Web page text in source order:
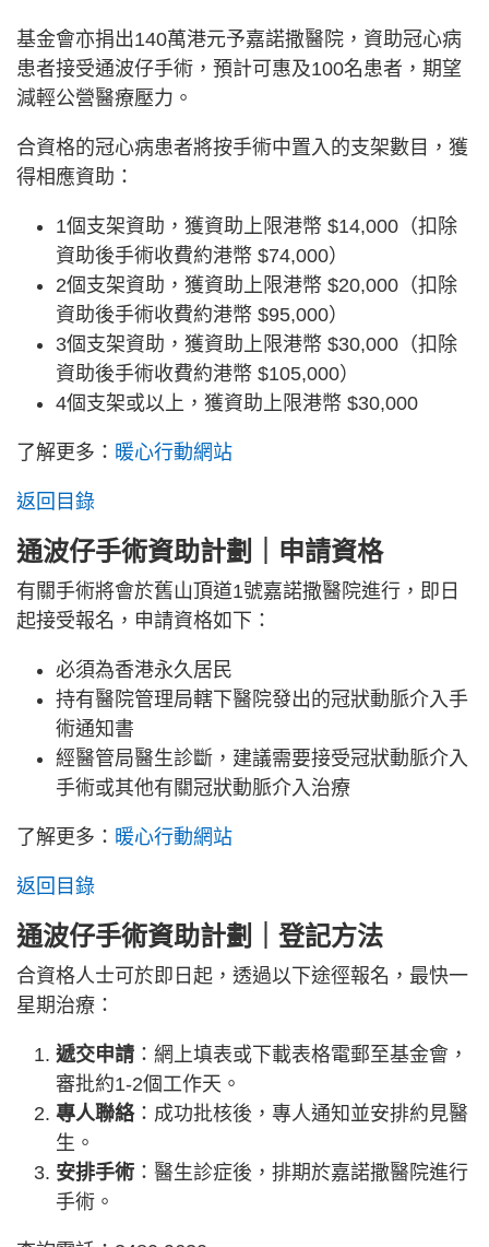
基金會亦捐出140萬港元予嘉諾撒醫院，資助冠心病
患者接受通波仔手術，預計可惠及100名患者，期望
減輕公營醫療壓力。
合資格的冠心病患者將按手術中置入的支架數目，獲
得相應資助：
1個支架資助，獲資助上限港幣 $14,000（扣除
資助後手術收費約港幣 $74,000）
2個支架資助，獲資助上限港幣 $20,000（扣除
資助後手術收費約港幣 $95,000）
3個支架資助，獲資助上限港幣 $30,000（扣除
資助後手術收費約港幣 $105,000）
4個支架或以上，獲資助上限港幣 $30,000
了解更多： 暖心行動網站
返回目錄
通波仔手術資助計劃｜申請資格
有關手術將會於舊山頂道1號嘉諾撒醫院進行，即日
起接受報名，申請資格如下：
必須為香港永久居民
持有醫院管理局轄下醫院發出的冠狀動脈介入手
術通知書
經醫管局醫生診斷，建議需要接受冠狀動脈介入
手術或其他有關冠狀動脈介入治療
了解更多： 暖心行動網站
返回目錄
通波仔手術資助計劃｜登記方法
合資格人士可於即日起，透過以下途徑報名，最快一
星期治療：
遞交申請 ：網上填表或下載表格電郵至基金會，
審批約1-2個工作天。
專人聯絡：成功批核後，專人通知並安排約見醫
生。
安排手術 ：醫生診症後，排期於嘉諾撒醫院進行
手術。